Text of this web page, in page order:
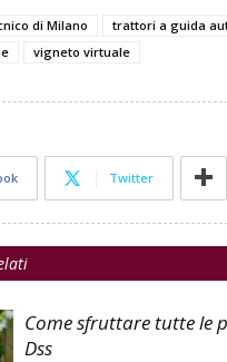
di Milano
trattori a guida
vigneto virtuale
Twitter
Come sfruttare tutte le
Dss